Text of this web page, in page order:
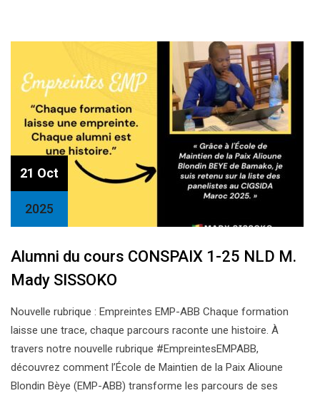
21 Oct
2025
Alumni du cours CONSPAIX 1-25 NLD M.
Mady SISSOKO
Nouvelle rubrique : Empreintes EMP-ABB Chaque formation
laisse une trace, chaque parcours raconte une histoire. À
travers notre nouvelle rubrique #EmpreintesEMPABB,
découvrez comment l’École de Maintien de la Paix Alioune
Blondin Bèye (EMP-ABB) transforme les parcours de ses